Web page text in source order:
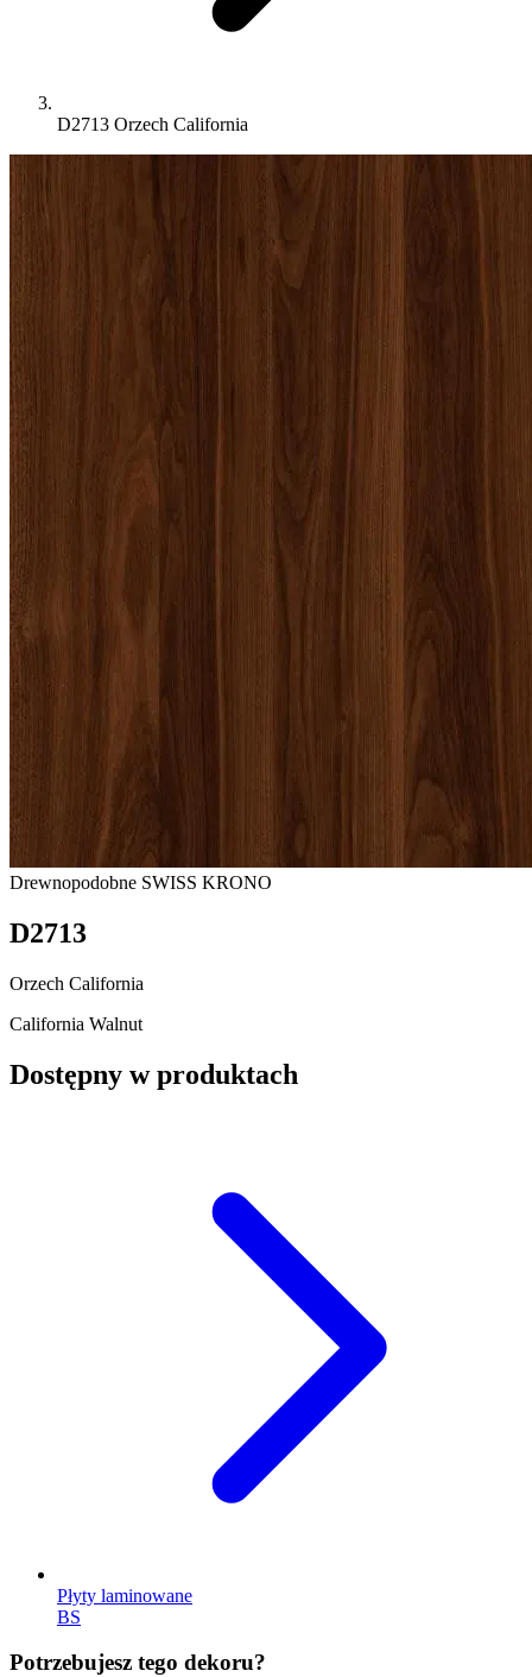
D2713 Orzech California
Drewnopodobne SWISS KRONO
D2713
Orzech California
California Walnut
Dostępny w produktach
Płyty laminowane
BS
Potrzebujesz tego dekoru?